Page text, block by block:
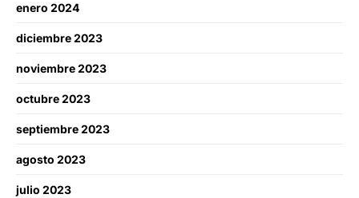
enero 2024
diciembre 2023
noviembre 2023
octubre 2023
septiembre 2023
agosto 2023
julio 2023